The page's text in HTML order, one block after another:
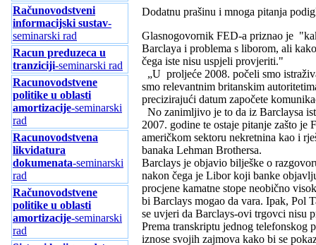
Računovodstveni
informacijski sustav-
seminarski rad
Racun preduzeca u
tranziciji-seminarski rad
Racunovodstvene
politike u oblasti
amortizacije-seminarski
rad
Racunovodstvena
likvidatura
dokumenata-seminarski
rad
Računovodstvene
politike u oblasti
amortizacije-seminarski
rad
Dodatnu prašinu i mnoga pitanja
Glasnogovornik FED-a priznao je
Barclaya i problema s liborom, ali
čega iste nisu uspjeli provjeriti."
„U proljeće 2008. počeli smo
smo relevantnim britanskim
precizirajući datum započete
No zanimljivo je to da iz Barclaysa
2007. godine te ostaje pitanje zašto
američkom sektoru nekretnina kao i
banaka Lehman Brothersa.
Barclays je objavio bilješke o
nakon čega je Libor koji banke
procjene kamatne stope neobično
bi Barclays mogao da vara. Ipak, Pol
se uvjeri da Barclays-ovi trgovci nisu
Prema transkriptu jednog telefonskog
iznose svojih zajmova kako bi se